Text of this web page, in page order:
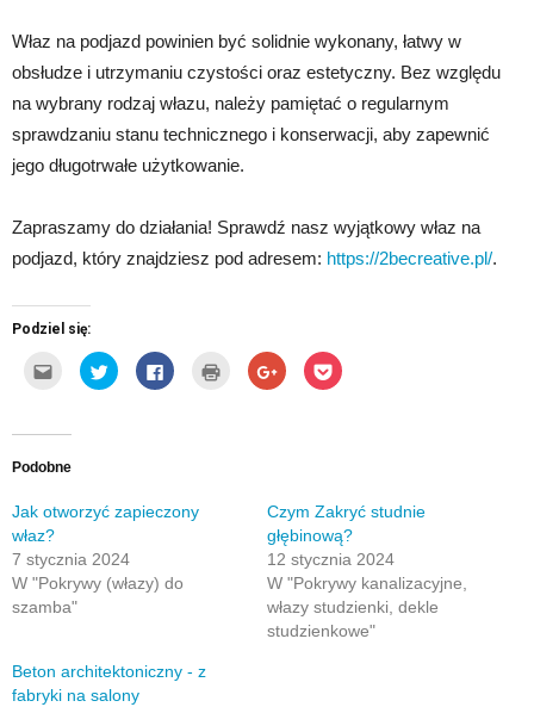
Właz na podjazd powinien być solidnie wykonany, łatwy w
obsłudze i utrzymaniu czystości oraz estetyczny. Bez względu
na wybrany rodzaj włazu, należy pamiętać o regularnym
sprawdzaniu stanu technicznego i konserwacji, aby zapewnić
jego długotrwałe użytkowanie.
Zapraszamy do działania! Sprawdź nasz wyjątkowy właz na
podjazd, który znajdziesz pod adresem: https://2becreative.pl/.
Podziel się:
Kliknij,
wysłać
znajomego
e-
w
nowym
oknie)
Udostępnij
na
Twitterze(Otwiera
Click
to
Kliknij
wydrukować(Otwiera
Click
to
share
Click
to
Podobne
Jak otworzyć zapieczony
właz?
7 stycznia 2024
W "Pokrywy (włazy) do
szamba"
Czym Zakryć studnie
głębinową?
12 stycznia 2024
W "Pokrywy kanalizacyjne,
włazy studzienki, dekle
studzienkowe"
Beton architektoniczny - z
fabryki na salony